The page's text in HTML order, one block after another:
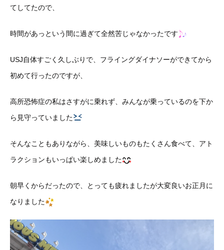
てしてたので、
時間があっという間に過ぎて全然苦じゃなかったです
USJ自体すごく久しぶりで、フライングダイナソーができてから
初めて行ったのですが、
高所恐怖症の私はさすがに乗れず、みんなが乗っているのを下か
ら見守っていました
そんなこともありながら、美味しいものもたくさん食べて、アト
ラクションもいっぱい楽しめました
朝早くからだったので、とっても疲れましたが大変良いお正月に
なりました